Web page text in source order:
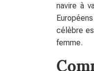
navire à
célèbre
femme.